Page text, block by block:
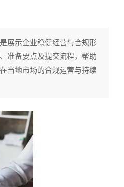
展示企业稳健经营与合规形
准备要点及提交流程，帮助
当地市场的合规运营与持续